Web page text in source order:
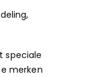
speciale
merken